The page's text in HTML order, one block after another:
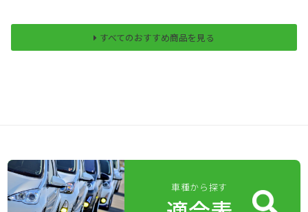
すべてのおすすめ商品を見る
車種から探す